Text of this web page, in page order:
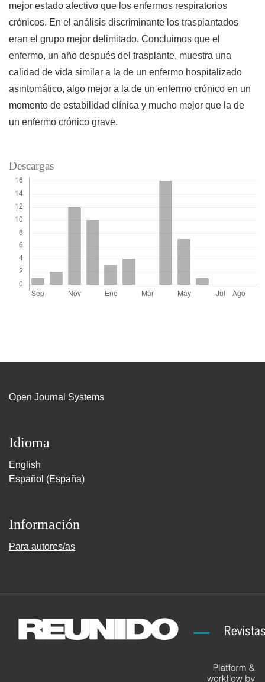
mejor estado afectivo que los enfermos respiratorios
crónicos. En el análisis discriminante los trasplantados
eran el grupo mejor delimitado. Concluimos que el
enfermo, un año después del trasplante, muestra una
calidad de vida similar a la de un enfermo hospitalizado
asintomático, algo mejor a la de un enfermo crónico en un
momento de estabilidad clínica y mucho mejor que la de
un enfermo crónico grave.
Descargas
Open Journal Systems
Idioma
English
Español (España)
Información
Para autores/as